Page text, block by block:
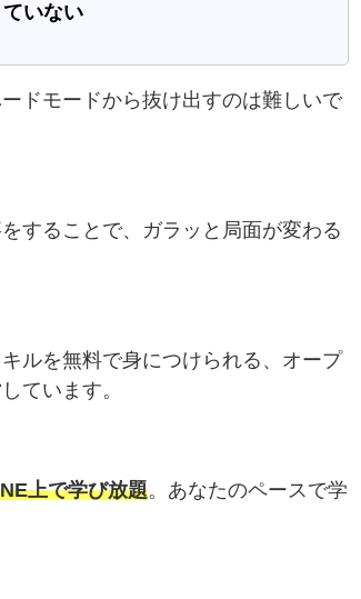
いない
ドモードから抜け出すのは難しいで
することで、ガラッと局面が変わる
ルを無料で身につけられる、オープ
ています。
上で学び放題。あなたのペースで学